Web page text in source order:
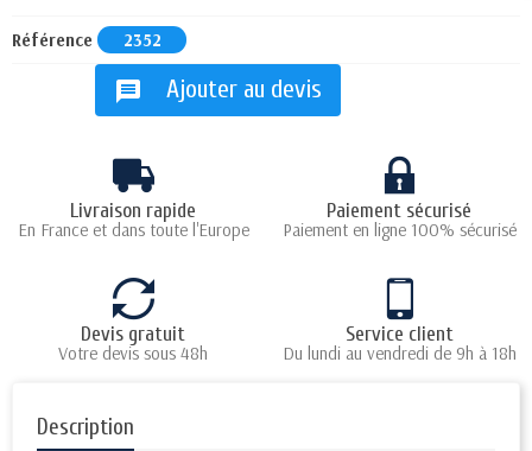
Référence 2352
message Ajouter au devis
Livraison rapide
En France et dans toute l'Europe
Paiement sécurisé
Paiement en ligne 100% sécurisé
Devis gratuit
Votre devis sous 48h
Service client
Du lundi au vendredi de 9h à 18h
Description